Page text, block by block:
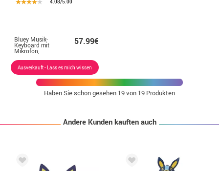
4.08/5.00
Bluey Musik-
Keyboard mit
Mikrofon,
Ständer und
Hocker
57.99€
Ausverkauft - Lass es mich wissen
Haben Sie schon gesehen 19von 19 Produkten
Andere Kunden kauften auch